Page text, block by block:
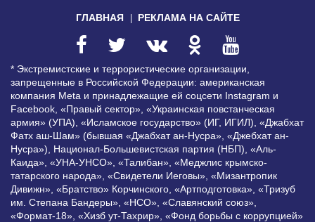
ГЛАВНАЯ РЕКЛАМА НА САЙТЕ
* Экстремистские и террористические организации,
запрещенные в Российской Федерации: американская
компания Meta и принадлежащие ей соцсети Instagram и
Facebook, «Правый сектор», «Украинская повстанческая
армия» (УПА), «Исламское государство» (ИГ, ИГИЛ), «Джабхат
Фатх аш-Шам» (бывшая «Джабхат ан-Нусра», «Джебхат ан-
Нусра»), Национал-Большевистская партия (НБП), «Аль-
Каида», «УНА-УНСО», «Талибан», «Меджлис крымско-
татарского народа», «Свидетели Иеговы», «Мизантропик
Дивижн», «Братство» Корчинского, «Артподготовка», «Тризуб
им. Степана Бандеры», «НСО», «Славянский союз»,
«Формат-18», «Хизб ут-Тахрир», «Фонд борьбы с коррупцией»